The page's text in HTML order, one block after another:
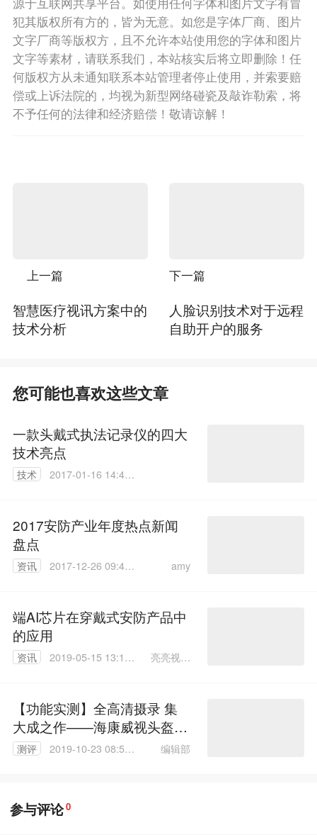
犯其版权所有方的，皆为无意。如您是字体厂商、图片
文字厂商等版权方，且不允许本站使用您的字体和图片
文字等素材，请联系我们，本站核实后将立即删除！任
何版权方从未通知联系本站管理者停止使用，并索要赔
偿或上诉法院的，均视为新型网络碰瓷及敲诈勒索，将
不予任何的法律和经济赔偿！敬请谅解！
上一篇
智慧医疗视讯方案中的
技术分析
下一篇
人脸识别技术对于远程
自助开户的服务
您可能也喜欢这些文章
一款头戴式执法记录仪的四大
技术亮点
技术
2017-01-16 14:42:
2017安防产业年度热点新闻
盘点
资讯
2017-12-26 09:46:
amy
端AI芯片在穿戴式安防产品中
的应用
资讯
2019-05-15 13:12:
亮亮视野
【功能实测】全高清摄录 集
大成之作——海康威视头盔摄
像机
测评
2019-10-23 08:56:
编辑部
参与评论0